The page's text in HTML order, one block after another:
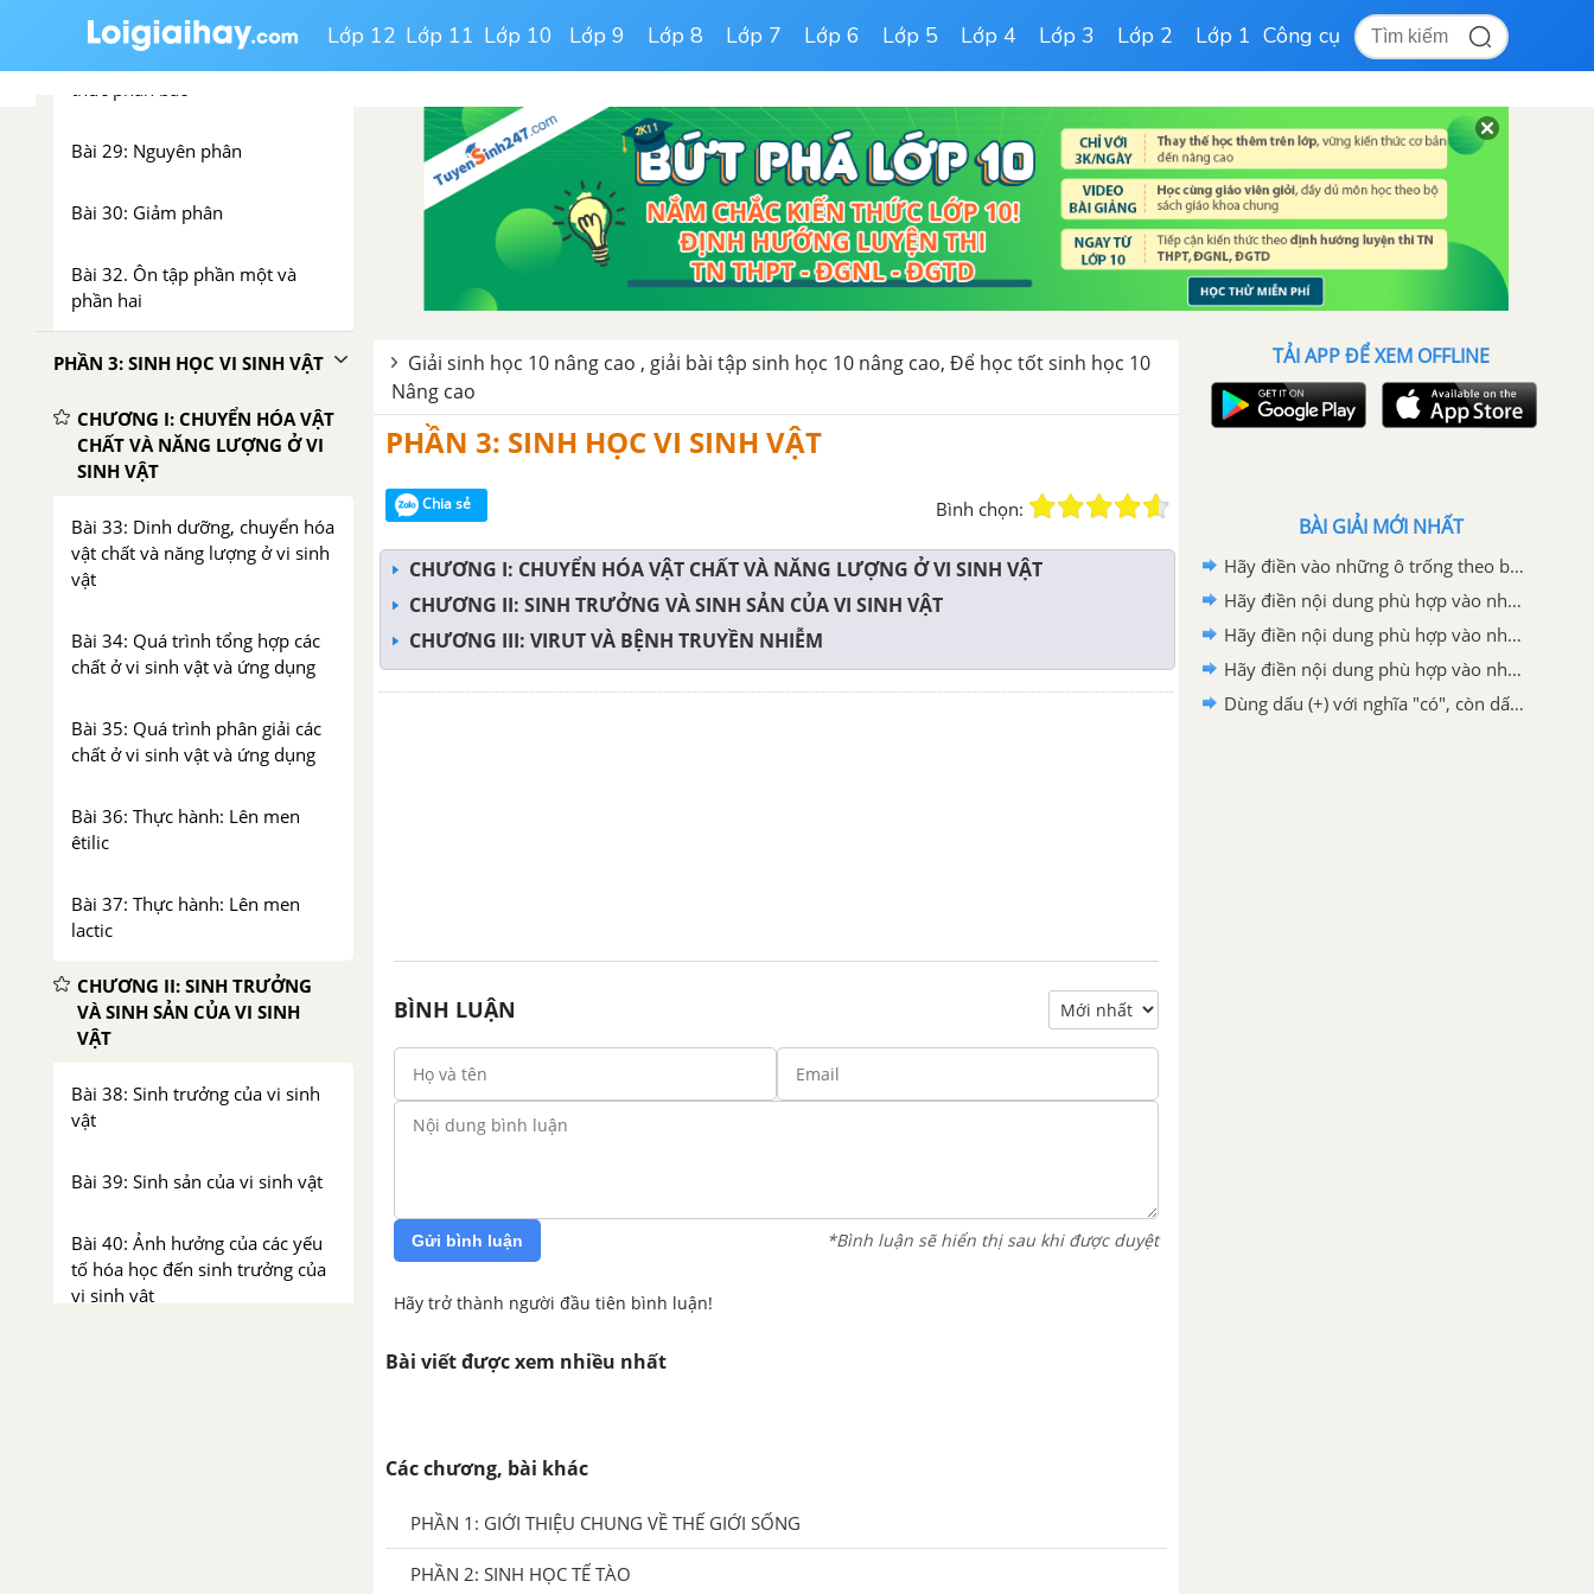
Lớp 12 Lớp 11 Lớp 10 Lớp 9 Lớp 8 Lớp 7 Lớp 6 Lớp 5 Lớp 4 Lớp 3 Lớp 2 Lớp 1 Công cụ
thức phân bào
Bài 29: Nguyên phân
Bài 30: Giảm phân
Bài 32. Ôn tập phần một và
phần hai
PHẦN 3: SINH HỌC VI SINH VẬT
CHƯƠNG I: CHUYỂN HÓA VẬT
CHẤT VÀ NĂNG LƯỢNG Ở VI
SINH VẬT
Bài 33: Dinh dưỡng, chuyển hóa
vật chất và năng lượng ở vi sinh
vật
Bài 34: Quá trình tổng hợp các
chất ở vi sinh vật và ứng dụng
Bài 35: Quá trình phân giải các
chất ở vi sinh vật và ứng dụng
Bài 36: Thực hành: Lên men
êtilic
Bài 37: Thực hành: Lên men
lactic
CHƯƠNG II: SINH TRƯỞNG
VÀ SINH SẢN CỦA VI SINH
VẬT
Bài 38: Sinh trưởng của vi sinh
vật
Bài 39: Sinh sản của vi sinh vật
Bài 40: Ảnh hưởng của các yếu
tố hóa học đến sinh trưởng của
vi sinh vật
Giải sinh học 10 nâng cao , giải bài tập sinh học 10 nâng cao, Để học tốt sinh học 10
Nâng cao
PHẦN 3: SINH HỌC VI SINH VẬT
Chia sẻ Bình chọn:
CHƯƠNG I: CHUYỂN HÓA VẬT CHẤT VÀ NĂNG LƯỢNG Ở VI SINH VẬT
CHƯƠNG II: SINH TRƯỞNG VÀ SINH SẢN CỦA VI SINH VẬT
CHƯƠNG III: VIRUT VÀ BỆNH TRUYỀN NHIỄM
BÌNH LUẬN
Gửi bình luận *Bình luận sẽ hiển thị sau khi được duyệt
Hãy trở thành người đầu tiên bình luận!
Bài viết được xem nhiều nhất
Các chương, bài khác
PHẦN 1: GIỚI THIỆU CHUNG VỀ THẾ GIỚI SỐNG
PHẦN 2: SINH HỌC TẾ TÀO
TẢI APP ĐỂ XEM OFFLINE
BÀI GIẢI MỚI NHẤT
Hãy điền vào những ô trống theo bảng mẫu đề cập tới chu kì sống của virut sau đây:
Hãy điền nội dung phù hợp vào những ô trống theo bảng mẫu sau (mục 2 trang 161)
Hãy điền nội dung phù hợp vào những ô trống theo bảng mẫu sau (mục 1 trang 161)
Hãy điền nội dung phù hợp vào những ô trống theo bảng mẫu sau (mục 3)
Dùng dấu (+) với nghĩa "có", còn dấu (-) với nghĩa "không" để điền vòa bảng sau :